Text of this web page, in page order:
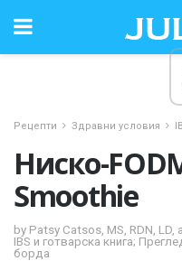
Рецепти Здравни условия
Ниско-
Smoothie
by Patsy Catsos, MS, RDN,
IBS и готварска книга;
борда